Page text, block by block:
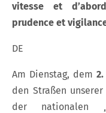
vitesse et
prudence et
DE
Am Dienstag, dem
den Straßen
der nationalen